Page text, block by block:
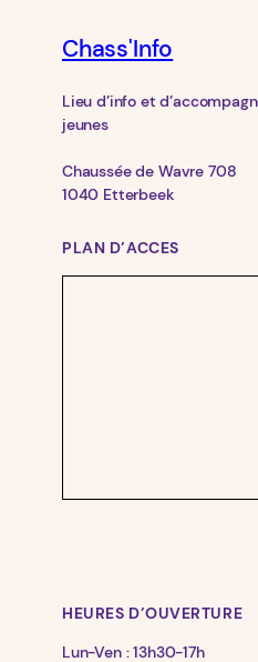
Chass'Info
Lieu d’info et
jeunes
Chaussée de Wavre 708
1040 Etterbeek
PLAN D’ACCES
HEURES D’OUVERTURE
Lun-Ven : 13h30-17h